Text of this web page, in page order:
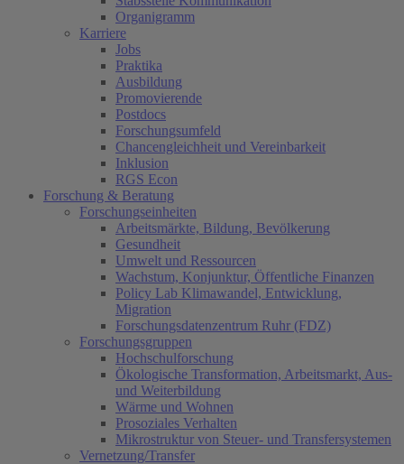
Organigramm
Karriere
Jobs
Praktika
Ausbildung
Promovierende
Postdocs
Forschungsumfeld
Chancengleichheit und Vereinbarkeit
Inklusion
RGS Econ
Forschung & Beratung
Forschungseinheiten
Arbeitsmärkte, Bildung, Bevölkerung
Gesundheit
Umwelt und Ressourcen
Wachstum, Konjunktur, Öffentliche Finanzen
Policy Lab Klimawandel, Entwicklung,
Migration
Forschungsdatenzentrum Ruhr (FDZ)
Forschungsgruppen
Hochschulforschung
Ökologische Transformation, Arbeitsmarkt, Aus-
und Weiterbildung
Wärme und Wohnen
Prosoziales Verhalten
Mikrostruktur von Steuer- und Transfersystemen
Vernetzung/Transfer